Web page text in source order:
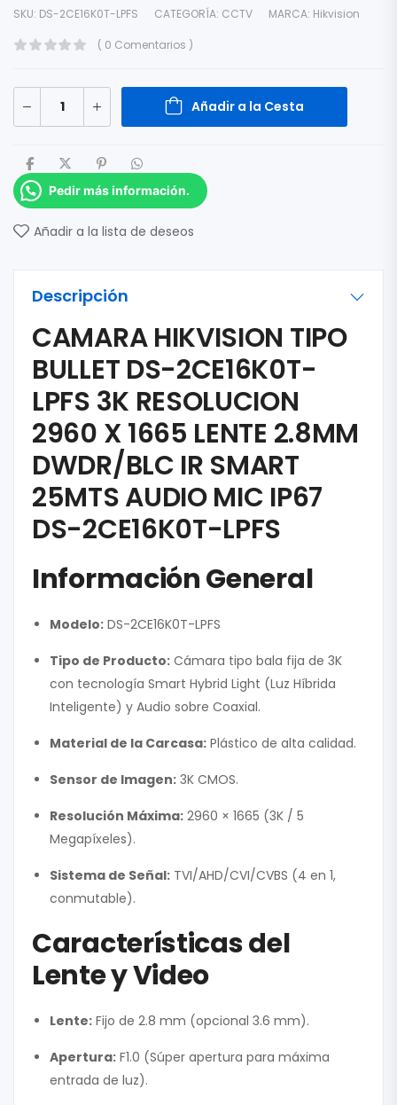
SKU: DS-2CE16K0T-LPFS CATEGORÍA: CCTV MARCA: Hikvision
( 0 Comentarios )
Añadir a la Cesta
Pedir más información.
Añadir a la lista de deseos
Descripción
CAMARA HIKVISION TIPO
BULLET DS-2CE16K0T-
LPFS 3K RESOLUCION
2960 X 1665 LENTE 2.8MM
DWDR/BLC IR SMART
25MTS AUDIO MIC IP67
DS-2CE16K0T-LPFS
Información General
Modelo: DS-2CE16K0T-LPFS
Tipo de Producto: Cámara tipo bala fija de 3K
con tecnología Smart Hybrid Light (Luz Híbrida
Inteligente) y Audio sobre Coaxial.
Material de la Carcasa: Plástico de alta calidad.
Sensor de Imagen: 3K CMOS.
Resolución Máxima: 2960 × 1665 (3K / 5
Megapíxeles).
Sistema de Señal: TVI/AHD/CVI/CVBS (4 en 1,
conmutable).
Características del
Lente y Video
Lente: Fijo de 2.8 mm (opcional 3.6 mm).
Apertura: F1.0 (Súper apertura para máxima
entrada de luz).